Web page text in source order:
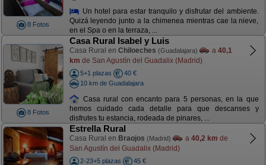
8 Fotos
Un hotel para estar tranquilo y disfrutar del ambiente.
Quizá leyendo junto a la chimenea mientras cae la nieve,
en el Spa o en la terraza, ...
8 Fotos
Casa Rural Isabel y Luis
Casa Rural en Chiloeches (Guadalajara) a 40,1
km de San Agustín del Guadalix (Madrid)
5+1 plazas
40 €
10 km de Guadalajara
Casa rural con encanto para 5 personas, en la que
hemos cuidado cada detalle para que descanses y
disfrutes tu estancia, rodeada de pinares, ...
Estrella Rural
Casa Rural en Braojos (Madrid) a 40,2 km de
San Agustín del Guadalix (Madrid)
2-23+5 plazas
45 €